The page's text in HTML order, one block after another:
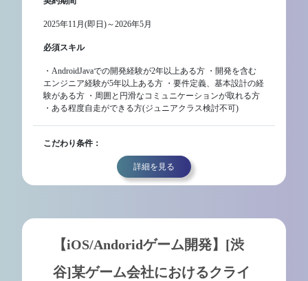
2025年11月(即日)～2026年5月
必須スキル
・AndroidJavaでの開発経験が2年以上ある方 ・開発を含む
エンジニア経験が5年以上ある方 ・要件定義、基本設計の経
験がある方 ・周囲と円滑なコミュニケーションが取れる方
・ある程度自走ができる方(ジュニアクラス検討不可)
こだわり条件：
詳細を見る
【iOS/Andoridゲーム開発】[渋
谷]某ゲーム会社におけるクライ